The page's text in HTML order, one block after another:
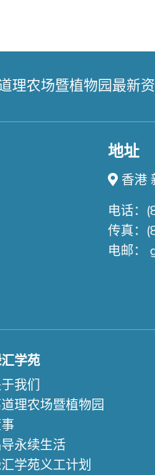
理农场暨植物园最新
地址
香港
电话：
传真：
电邮：
学苑
我们
理农场暨植物园
永续生活
学苑义工计划